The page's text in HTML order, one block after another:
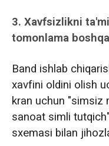
3. Xavfsizlikni
tomonlama
Band ishlab
xavfini oldini olish
kran uchun "simsiz
sanoat simli
sxemasi bilan